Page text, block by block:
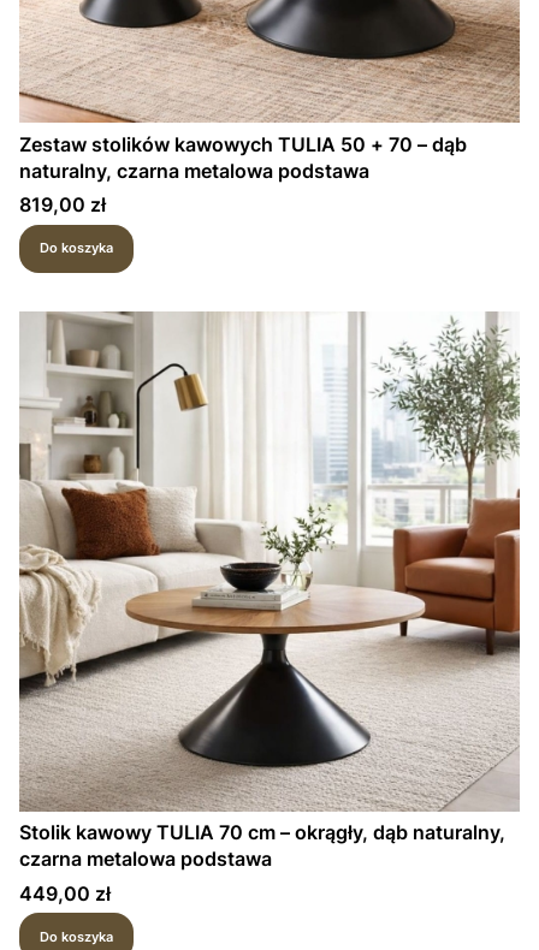
Zestaw stolików kawowych TULIA 50 + 70 – dąb
naturalny, czarna metalowa podstawa
Cena
819,00 zł
Do koszyka
Stolik kawowy TULIA 70 cm – okrągły, dąb naturalny,
czarna metalowa podstawa
Cena
449,00 zł
Do koszyka